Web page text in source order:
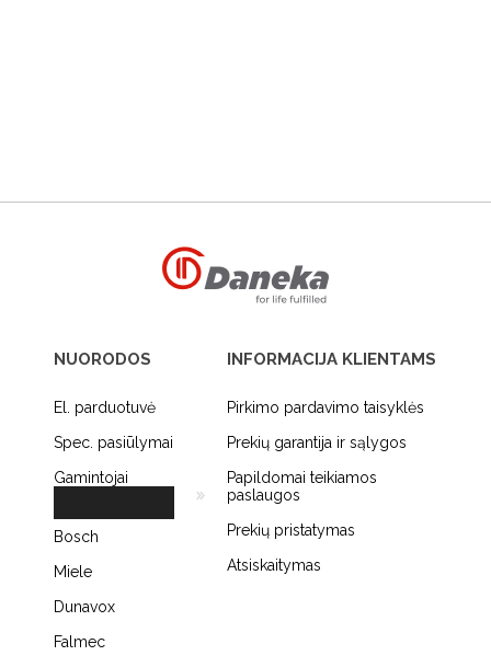
NUORODOS
El. parduotuvė
Spec. pasiūlymai
Gamintojai
Bosch
Miele
Dunavox
Falmec
INFORMACIJA KLIENTAMS
Pirkimo pardavimo taisyklės
Prekių garantija ir sąlygos
Papildomai teikiamos
paslaugos
Prekių pristatymas
Atsiskaitymas